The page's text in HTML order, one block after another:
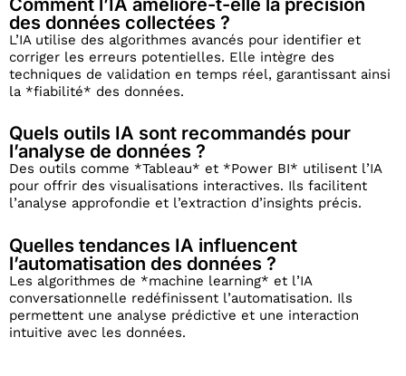
Comment l’IA améliore-t-elle la précision
des données collectées ?
L’IA utilise des algorithmes avancés pour identifier et
corriger les erreurs potentielles. Elle intègre des
techniques de validation en temps réel, garantissant ainsi
la *fiabilité* des données.
Quels outils IA sont recommandés pour
l’analyse de données ?
Des outils comme *Tableau* et *Power BI* utilisent l’IA
pour offrir des visualisations interactives. Ils facilitent
l’analyse approfondie et l’extraction d’insights précis.
Quelles tendances IA influencent
l’automatisation des données ?
Les algorithmes de *machine learning* et l’IA
conversationnelle redéfinissent l’automatisation. Ils
permettent une analyse prédictive et une interaction
intuitive avec les données.